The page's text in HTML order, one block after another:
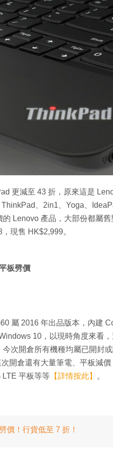
更減至 43 折，原來這是
、2in1、Yoga、
Lenovo 產品，大部份都屬
現售 HK$2,999。
板劈價
屬 2016 年出品版本，內建
10，以現時角度來看
次開倉所有機種均屬已開封
開倉還有大量筆電、平板減
LTE 平板等等 【詳情按此】 。
價！行貨低至 7 折！